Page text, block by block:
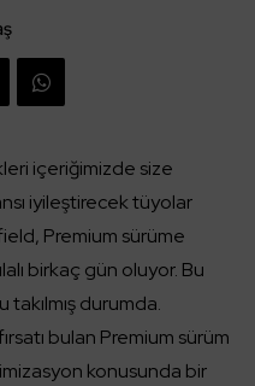
içeriğimizde size
iyileştirecek tüyolar
Premium sürüme
birkaç gün oluyor. Bu
durumda.
bulan Premium sürüm
konusunda bir